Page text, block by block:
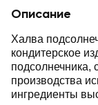
Описание
Халва
кондитерское
подсолнечника,
производства
ингредиенты